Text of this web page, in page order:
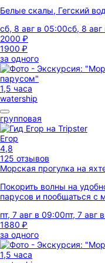
Белые скалы, Гегский
сб, 8 авг в 05:00сб, 8
2000 ₽
1900 ₽
за одного
1,5 часа
watership
групповая
Егор
4,8
125 отзывов
Морская прогулка на
Покорить волны на
парусов и пообщаться с
пт, 7 авг в 09:00пт, 7 авг
1880 ₽
за одного
1,5 часа